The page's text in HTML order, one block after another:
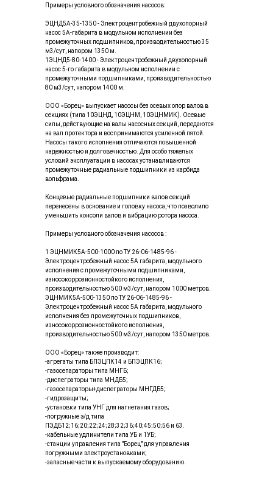
Примеры условного обозначения насосов:
ЭЦНД5А-35-1350 - Электроцентробежный двухопорный
насос 5А-габарита в модульном исполнении без
промежуточных подшипников, производительностью 35
м3/сут, напором 1350 м.
1ЭЦНД5-80-1400 - Электроцентробежный двухопорный
насос 5-го габарита в модульном исполнении с
промежуточными подшипниками, производительностью
80 м3/сут, напором 1400 м.
ООО «Борец» выпускает насосы без осевых опор валов в
секциях (типа 10ЭЦНД, 10ЭЦНМ, 10ЭЦНМИК). Осевые
силы, действующие на валы насосных секций, передаются
на вал протектора и воспринимаются усиленной пятой.
Насосы такого исполнения отличаются повышенной
надежностью и долговечностью. Для особо тяжелых
условий эксплуатации в насосах устанавливаются
промежуточные радиальные подшипники из карбида
вольфрама.
Концевые радиальные подшипники валов секций
перенесены в основание и головку насоса, что позволило
уменьшить консоли валов и вибрацию ротора насоса.
Примеры условного обозначения насосов :
1 ЭЦНМИК5А-500-1000 по ТУ 26-06-1485-96 -
Электроцентробежный насос 5А габарита, модульного
исполнения с промежуточными подшипниками,
износокоррозионностойкого исполнения,
производительностью 500 м3/сут, напором 1000 метров.
ЭЦНМИК5А-500-1350 по ТУ 26-06-1485-96 -
Электроцентробежный насос 5А габарита, модульного
исполнения без промежуточных подшипников,
износокоррозионностойкого исполнения,
производительностью 500 м3/сут, напором 1350 метров.
ООО «Борец» также производит:
-агрегаты типа БПЭЦПК14 и БПЭЦПК16;
-газосепараторы типа МНГБ;
-диспеграторы типа МНДБ5;
-газосепараторы+диспеграторы МНГДБ5;
-гидрозащиты;
-установки типа УНГ для нагнетания газов;
-погружные э/д типа
ПЭДБ12;16;20;22;24;28;32;36;40;45;50;56 и 63.
-кабельные удлинители типа УБ и 1УБ;
-станции управления типа "Борец" для управления
погружными электроустановками;
-запасные части к выпускаемому оборудованию.